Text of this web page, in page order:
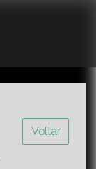
Voltar